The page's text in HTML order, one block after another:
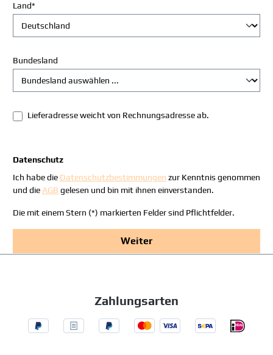
Land*
Bundesland
Lieferadresse weicht von Rechnungsadresse ab.
Datenschutz
Ich habe die Datenschutzbestimmungen zur Kenntnis genommen
und die AGB gelesen und bin mit ihnen einverstanden.
Die mit einem Stern (*) markierten Felder sind Pflichtfelder.
Weiter
Zahlungsarten